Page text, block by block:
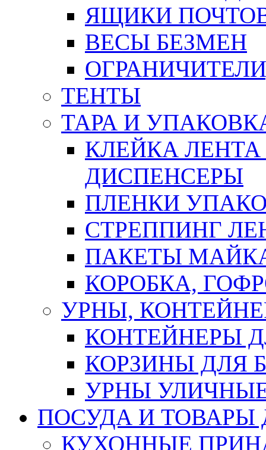
ЯЩИКИ
ВЕСЫ БЕЗМЕН
ТЕНТЫ
ТАРА И
КЛЕЙКА
ДИСПЕНСЕРЫ
ПЛЕНКИ
СТРЕППИНГ
ПАКЕТЫ
КОРОБКА,
УРНЫ,
КОНТЕЙНЕРЫ
КОРЗИНЫ ДЛЯ
УРНЫ
ПОСУДА И ТОВАРЫ
КУХОННЫЕ